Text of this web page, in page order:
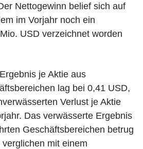
Nettogewinn belief sich auf
im Vorjahr noch ein
USD verzeichnet worden
je Aktie aus
lag bei 0,41 USD,
Verlust je Aktie
Das verwässerte Ergebnis
Geschäftsbereichen betrug
mit einem